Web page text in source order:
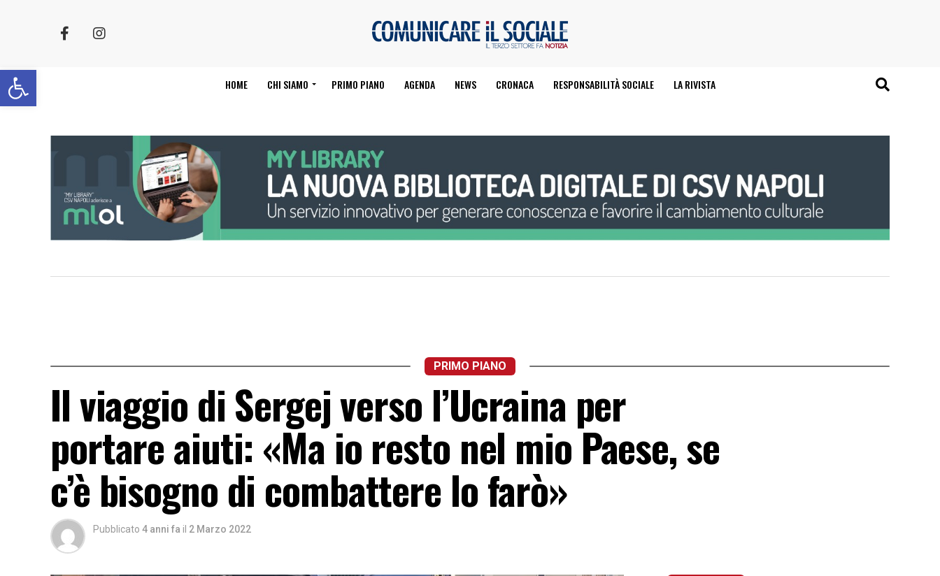
Apri la barra degli strumenti HOME CHI SIAMO PRIMO PIANO AGENDA NEWS CRONACA RESPONSABILITÀ SOCIALE LA RIVISTA
PRIMO PIANO
Il viaggio di Sergej verso l’Ucraina per
portare aiuti: «Ma io resto nel mio Paese, se
c’è bisogno di combattere lo farò»
Pubblicato 4 anni fa il 2 Marzo 2022